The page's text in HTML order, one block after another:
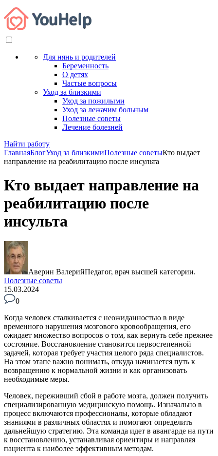
Для нянь и родителей
Беременность
О детях
Частые вопросы
Уход за близкими
Уход за пожилыми
Уход за лежачим больным
Полезные советы
Лечение болезней
Найти работу
ГлавнаяБлогУход за близкимиПолезные советыКто выдает
направление на реабилитацию после инсульта
Кто выдает направление на
реабилитацию после
инсульта
Аверин ВалерийПедагог, врач высшей категории.
Полезные советы
15.03.2024
0
Когда человек сталкивается с неожиданностью в виде
временного нарушения мозгового кровообращения, его
ожидает множество вопросов о том, как вернуть себе прежнее
состояние. Восстановление становится первостепенной
задачей, которая требует участия целого ряда специалистов.
На этом этапе важно понимать, откуда начинается путь к
возвращению к нормальной жизни и как организовать
необходимые меры.
Человек, переживший сбой в работе мозга, должен получить
специализированную медицинскую помощь. Изначально в
процесс включаются профессионалы, которые обладают
знаниями в различных областях и помогают определить
дальнейшую стратегию. Эта команда идет в авангарде на пути
к восстановлению, устанавливая ориентиры и направляя
пациента к наиболее эффективным методам.